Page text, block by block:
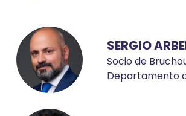
SERGIO
Socio de
Departamento